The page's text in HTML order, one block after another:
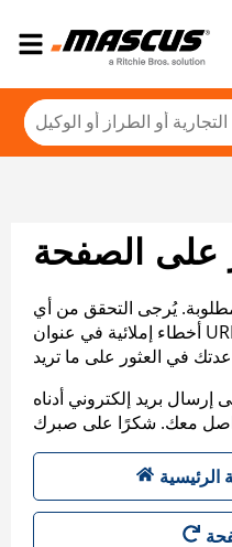
على الصفحة
يُرجى التحقق من أي
أخطاء إملائية في عنوان URL، أو عرض خريطة الموقع
بريد إلكتروني أدناه
الرئيسية